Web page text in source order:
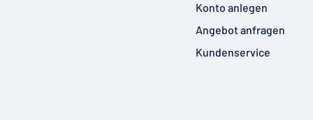
Konto anlegen
Angebot anfragen
Kundenservice